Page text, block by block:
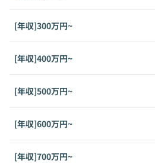
[年収]300万円~
[年収]400万円~
[年収]500万円~
[年収]600万円~
[年収]700万円~